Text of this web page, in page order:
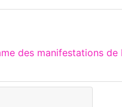
des manifestations de